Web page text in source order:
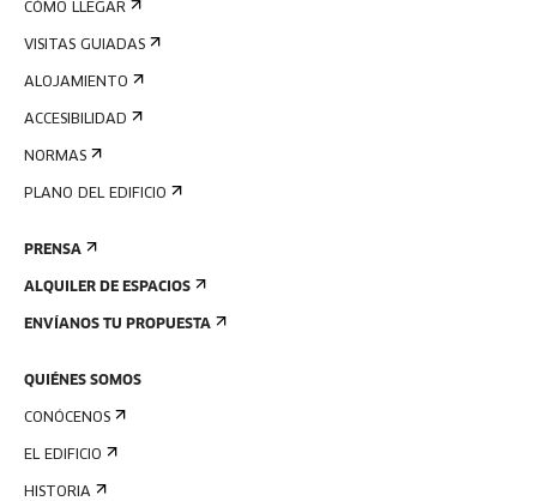
CÓMO LLEGAR
VISITAS GUIADAS
ALOJAMIENTO
ACCESIBILIDAD
NORMAS
PLANO DEL EDIFICIO
PRENSA
ALQUILER DE ESPACIOS
ENVÍANOS TU PROPUESTA
QUIÉNES SOMOS
CONÓCENOS
EL EDIFICIO
HISTORIA